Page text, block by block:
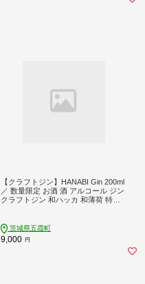
【クラフトジン】HANABI Gin 200ml
／ 数量限定 お酒 酒 アルコール ジン
クラフトジン 和ハッカ 和薄荷 特産
茨城県五霞町
9,000 円